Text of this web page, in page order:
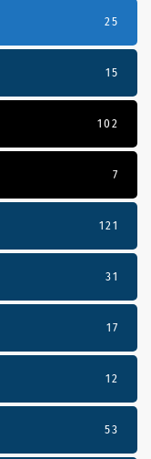
25
15
102
7
121
31
17
12
53